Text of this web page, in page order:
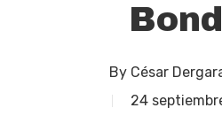
By César
24